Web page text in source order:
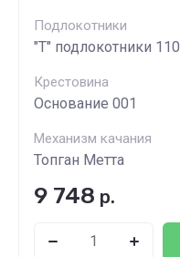
Подлокотники
"Т" подлокотники 110
Крестовина
Основание 001
Механизм качания
Топган Метта
9 748 р.